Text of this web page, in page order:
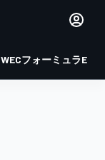
WECフォーミュラE